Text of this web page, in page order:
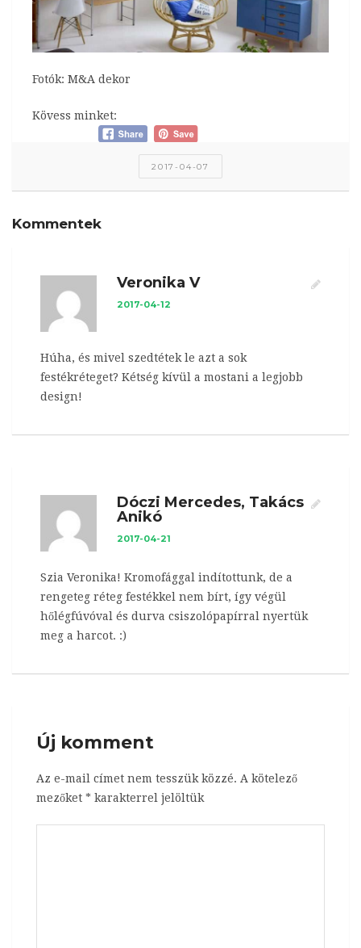
Fotók: M&A dekor
Kövess minket:
2017-04-07
Kommentek
Veronika V
2017-04-12
Húha, és mivel szedtétek le azt a sok
festékréteget? Kétség kívül a mostani a legjobb
design!
Dóczi Mercedes, Takács
Anikó
2017-04-21
Szia Veronika! Kromofággal indítottunk, de a
rengeteg réteg festékkel nem bírt, így végül
hőlégfúvóval és durva csiszolópapírral nyertük
meg a harcot. :)
Új komment
Az e-mail címet nem tesszük közzé. A kötelező
mezőket * karakterrel jelöltük